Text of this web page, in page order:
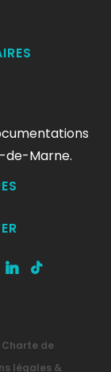
de-Marne.
Charte de
légales &